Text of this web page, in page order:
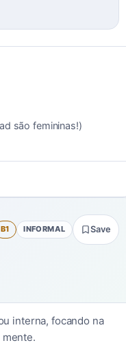
são femininas!)
B1 INFORMAL Save
interna, focando na